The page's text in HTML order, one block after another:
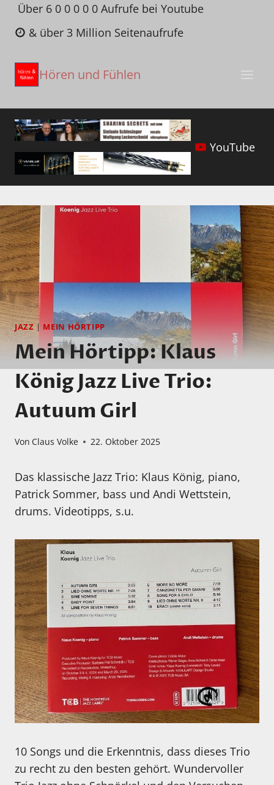
Zum
Inhalt
springen
Über 6 0 0 0 0 0 Aufrufe bei Youtube
& über 3 Million Seitenaufrufe
Hören und Fühlen
YouTube
JAZZ| MEIN HÖRTIPP
Mein Hörtipp: Klaus
König Jazz Live Trio:
Autuum Girl
Von Claus Volke 22. Oktober 2025
Das klassische Jazz Trio: Klaus König, piano,
Patrick Sommer, bass und Andi Wettstein,
drums. Videotipps, s.u.
10 Songs und die Erkenntnis, dass dieses Trio
zu recht zu den besten gehört. Wundervoller